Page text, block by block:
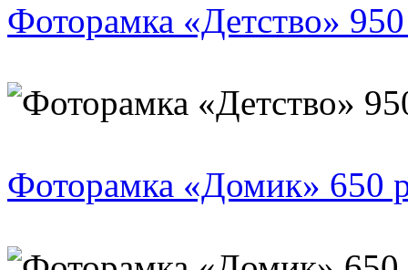
Фоторамка «Детство»
Фоторамка «Домик» 650